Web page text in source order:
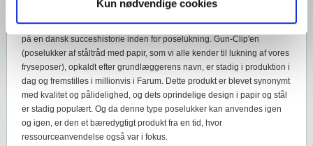
Kun nødvendige cookies
Genpack blev grundlagt af Frederik Gundelach-Nielsen i København i
1949. Hans opfindelse af Gun-Clip'en i 1955 markerede begyndelsen
på en dansk succeshistorie inden for poselukning. Gun-Clip'en
(poselukker af ståltråd med papir, som vi alle kender til lukning af vores
fryseposer), opkaldt efter grundlæggerens navn, er stadig i produktion i
dag og fremstilles i millionvis i Farum. Dette produkt er blevet synonymt
med kvalitet og pålidelighed, og dets oprindelige design i papir og stål
er stadig populært. Og da denne type poselukker kan anvendes igen
og igen, er den et bæredygtigt produkt fra en tid, hvor
ressourceanvendelse også var i fokus.